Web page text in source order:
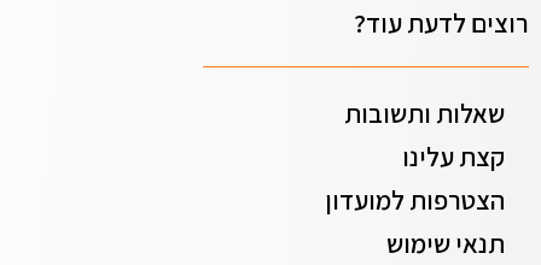
רוצים לדעת עוד?
שאלות ותשובות
קצת עלינו
הצטרפות למועדון
תנאי שימוש